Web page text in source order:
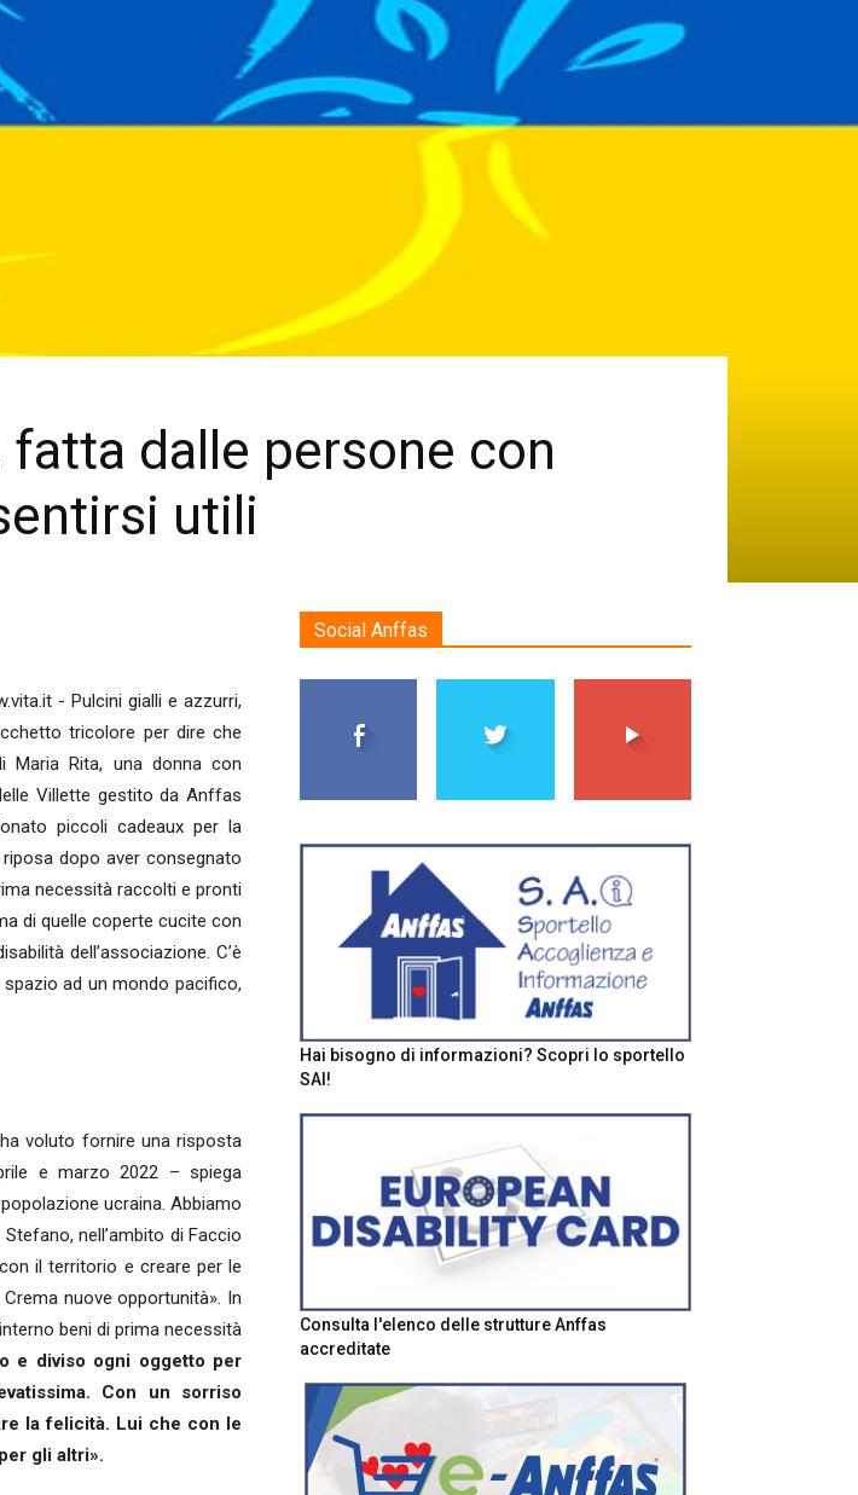
dalle persone con
utili
- Pulcini gialli e azzurri,
tricolore per dire che
Maria Rita, una donna con
Villette gestito da Anffas
piccoli cadeaux per la
dopo aver consegnato
necessità raccolti e pronti
di quelle coperte cucite con
dell’associazione. C’è
ad un mondo pacifico,
voluto fornire una risposta
e marzo 2022 – spiega
ucraina. Abbiamo
nell’ambito di Faccio
il territorio e creare per le
nuove opportunità». In
beni di prima necessità
e diviso ogni oggetto per
Con un sorriso
la felicità. Lui che con le
gli altri».
Social Anffas
Hai bisogno di informazioni? Scopri lo sportello
SAI!
Consulta l'elenco delle strutture Anffas
accreditate